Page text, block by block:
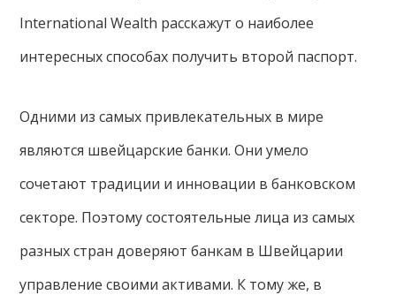
International Wealth расскажут о наиболее
интересных способах получить второй паспорт.
Одними из самых привлекательных в мире
являются швейцарские банки. Они умело
сочетают традиции и инновации в банковском
секторе. Поэтому состоятельные лица из самых
разных стран доверяют банкам в Швейцарии
управление своими активами. К тому же, в